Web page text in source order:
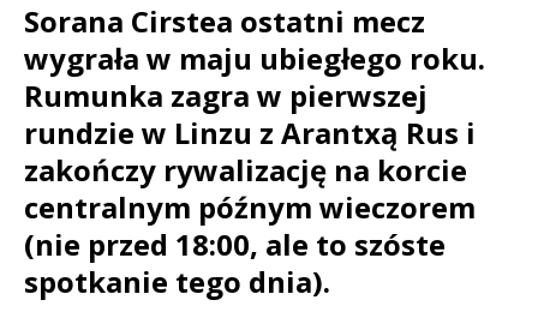
Sorana Cirstea ostatni mecz
wygrała w maju ubiegłego roku.
Rumunka zagra w pierwszej
rundzie w Linzu z Arantxą Rus i
zakończy rywalizację na korcie
centralnym późnym wieczorem
(nie przed 18:00, ale to szóste
spotkanie tego dnia).